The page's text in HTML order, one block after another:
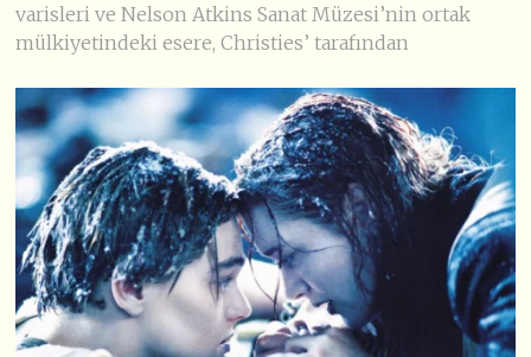
varisleri ve Nelson Atkins Sanat Müzesi’nin ortak
mülkiyetindeki esere, Christies’ tarafından